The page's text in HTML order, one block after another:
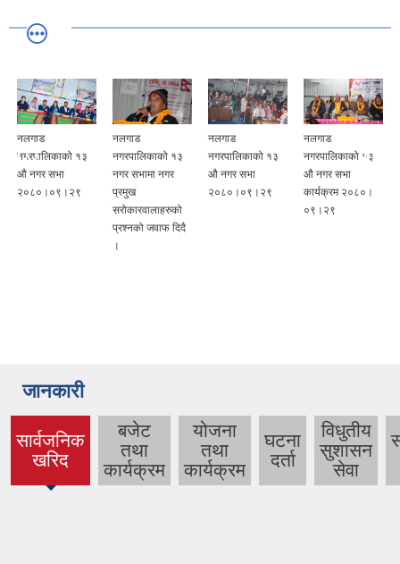
नलगाड
नगरपालिकाको १३
औ नगर सभा
२०८०।०९।२९
नलगाड
नगरपालिकाको १३
नगर सभामा नगर
प्रमुख
सरोकारवालाहरुको
प्रश्नको जवाफ दिदै
।
नलगाड
नगरपालिकाको १३
औ नगर सभा
२०८०।०९।२९
नलगाड
नगरपालिकाको १३
औ नगर सभा
कार्यक्रम २०८०।
०९।२९
जानकारी
सार्वजनिक
खरिद
(active
बजेट
तथा
कार्यक्रम
योजना
तथा
कार्यक्रम
घटना
दर्ता
विधुतीय
सुशासन
सेवा